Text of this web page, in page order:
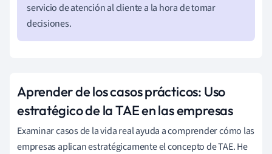
servicio de atención al cliente a la hora de tomar
decisiones.
Aprender de los casos prácticos: Uso
estratégico de la TAE en las empresas
Examinar casos de la vida real ayuda a comprender cómo las
empresas aplican estratégicamente el concepto de TAE. He